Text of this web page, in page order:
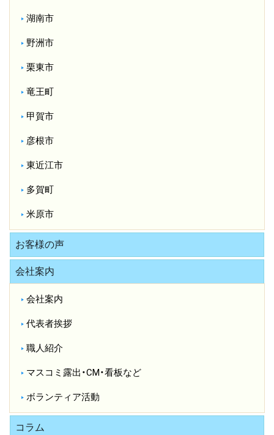
湖南市
野洲市
栗東市
竜王町
甲賀市
彦根市
東近江市
多賀町
米原市
お客様の声
会社案内
会社案内
代表者挨拶
職人紹介
マスコミ露出・CM・看板など
ボランティア活動
コラム